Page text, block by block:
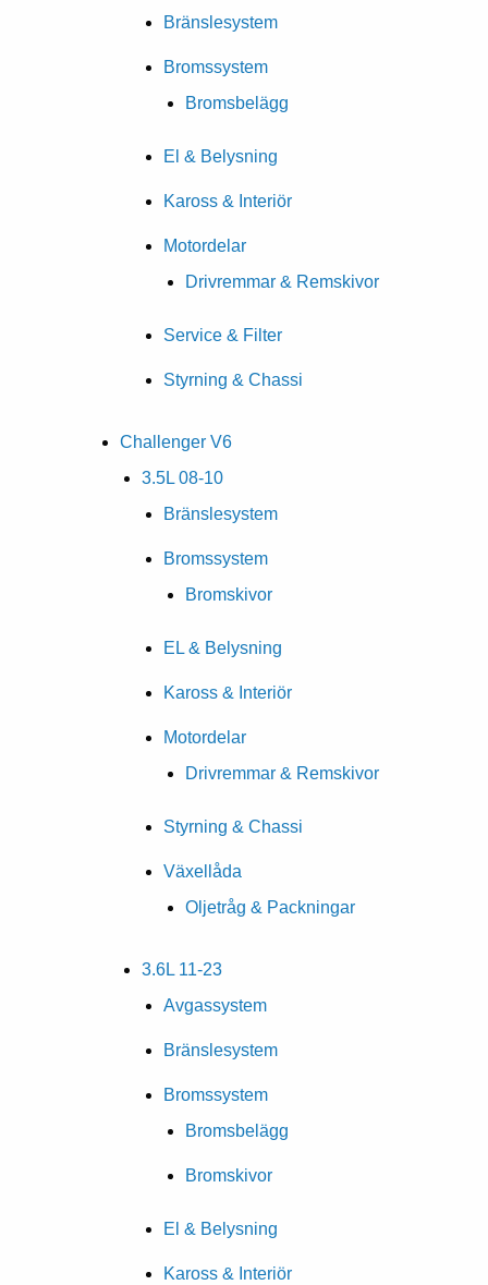
Bränslesystem
Bromssystem
Bromsbelägg
El & Belysning
Kaross & Interiör
Motordelar
Drivremmar & Remskivor
Service & Filter
Styrning & Chassi
Challenger V6
3.5L 08-10
Bränslesystem
Bromssystem
Bromskivor
EL & Belysning
Kaross & Interiör
Motordelar
Drivremmar & Remskivor
Styrning & Chassi
Växellåda
Oljetråg & Packningar
3.6L 11-23
Avgassystem
Bränslesystem
Bromssystem
Bromsbelägg
Bromskivor
El & Belysning
Kaross & Interiör